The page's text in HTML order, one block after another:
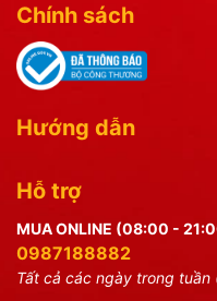
Chính sách
Hướng dẫn
Hỗ trợ
MUA ONLINE (08:00 -
0987188882
Tất cả các ngày trong tuần